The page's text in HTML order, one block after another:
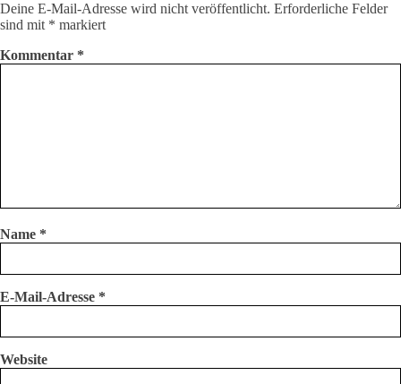
Deine E-Mail-Adresse wird nicht veröffentlicht. Erforderliche Felder
sind mit * markiert
Kommentar *
Name *
E-Mail-Adresse *
Website